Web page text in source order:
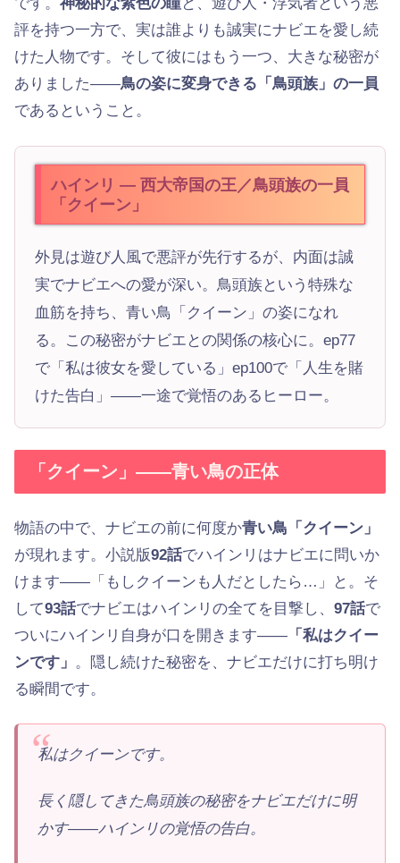
評を持つ一方で、実は誰よりも誠実にナビエを愛し続
けた人物です。そして彼にはもう一つ、大きな秘密が
ありました——鳥の姿に変身できる「鳥頭族」の一員
であるということ。
ハインリ — 西大帝国の王／鳥頭族の一員
「クイーン」
外見は遊び人風で悪評が先行するが、内面は誠
実でナビエへの愛が深い。鳥頭族という特殊な
血筋を持ち、青い鳥「クイーン」の姿になれ
る。この秘密がナビエとの関係の核心に。ep77
で「私は彼女を愛している」ep100で「人生を賭
けた告白」——一途で覚悟のあるヒーロー。
「クイーン」——青い鳥の正体
物語の中で、ナビエの前に何度か青い鳥「クイーン」
が現れます。小説版92話でハインリはナビエに問いか
けます——「もしクイーンも人だとしたら…」と。そ
して93話でナビエはハインリの全てを目撃し、 97話で
ついにハインリ自身が口を開きます—— 「私はクイー
ンです」 。隠し続けた秘密を、ナビエだけに打ち明け
る瞬間です。
私はクイーンです。
長く隠してきた鳥頭族の秘密をナビエだけに明
かす——ハインリの覚悟の告白。